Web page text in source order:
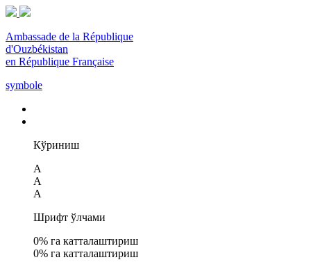
Ambassade de la République
d'Ouzbékistan
en République Française
symbole
Кўриниш
A
A
A
Шрифт ўлчами
0% га катталаштириш
0% га катталаштириш